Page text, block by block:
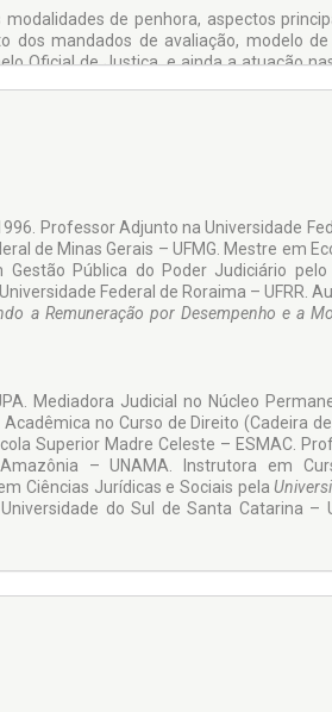
de penhora, aspectos
dos mandados de avaliação, modelo de
Oficial de Justiça, e ainda a atuação
Professor Adjunto na Universidade
de Minas Gerais – UFMG. Mestre em
Gestão Pública do Poder Judiciário pelo
Federal de Roraima – UFRR.
a Remuneração por Desempenho e a
Mediadora Judicial no Núcleo
no Curso de Direito (Cadeira
Superior Madre Celeste – ESMAC.
– UNAMA. Instrutora em
Ciências Jurídicas e Sociais pela
do Sul de Santa Catarina –